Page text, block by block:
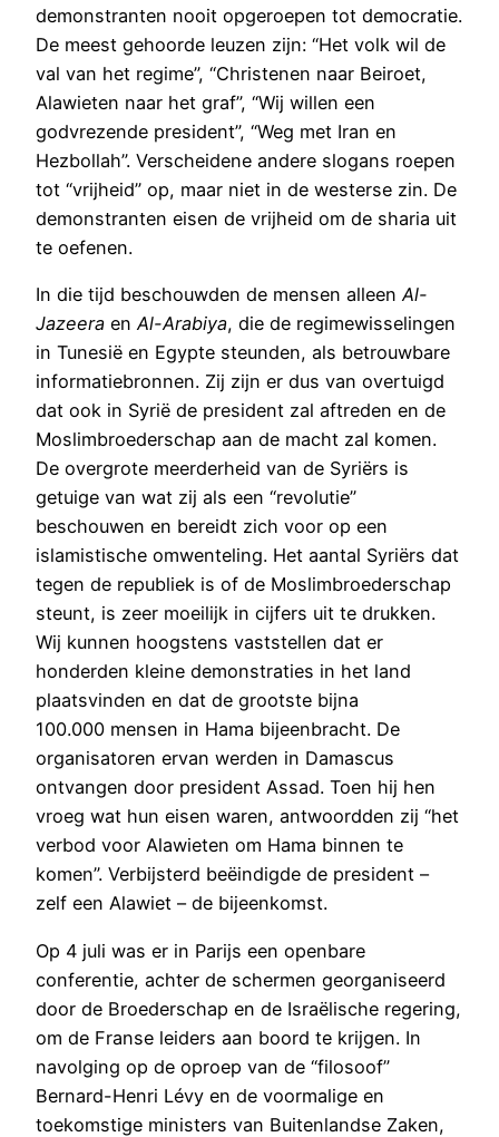
demonstranten nooit opgeroepen tot democratie.
De meest gehoorde leuzen zijn: “Het volk wil de
val van het regime”, “Christenen naar Beiroet,
Alawieten naar het graf”, “Wij willen een
godvrezende president”, “Weg met Iran en
Hezbollah”. Verscheidene andere slogans roepen
tot “vrijheid” op, maar niet in de westerse zin. De
demonstranten eisen de vrijheid om de sharia uit
te oefenen.
In die tijd beschouwden de mensen alleenAl-
Jazeera enAl-Arabiya, die de regimewisselingen
in Tunesië en Egypte steunden, als betrouwbare
informatiebronnen. Zij zijn er dus van overtuigd
dat ook in Syrië de president zal aftreden en de
Moslimbroederschap aan de macht zal komen.
De overgrote meerderheid van de Syriërs is
getuige van wat zij als een “revolutie”
beschouwen en bereidt zich voor op een
islamistische omwenteling. Het aantal Syriërs dat
tegen de republiek is of de Moslimbroederschap
steunt, is zeer moeilijk in cijfers uit te drukken.
Wij kunnen hoogstens vaststellen dat er
honderden kleine demonstraties in het land
plaatsvinden en dat de grootste bijna
100.000 mensen in Hama bijeenbracht. De
organisatoren ervan werden in Damascus
ontvangen door president Assad. Toen hij hen
vroeg wat hun eisen waren, antwoordden zij “het
verbod voor Alawieten om Hama binnen te
komen”. Verbijsterd beëindigde de president –
zelf een Alawiet – de bijeenkomst.
Op 4 juli was er in Parijs een openbare
conferentie, achter de schermen georganiseerd
door de Broederschap en de Israëlische regering,
om de Franse leiders aan boord te krijgen. In
navolging op de oproep van de “filosoof”
Bernard-Henri Lévy en de voormalige en
toekomstige ministers van Buitenlandse Zaken,